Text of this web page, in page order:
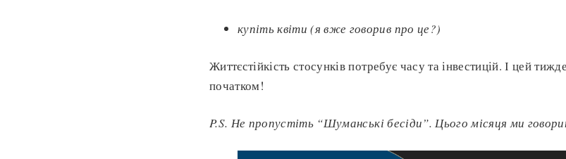
купіть квіти (я вже говорив про це?)
Життєстійкість стосунків потребує часу та інвестицій. І цей
початком!
P.S. Не пропустіть “Шуманські бесіди”. Цього місяця ми